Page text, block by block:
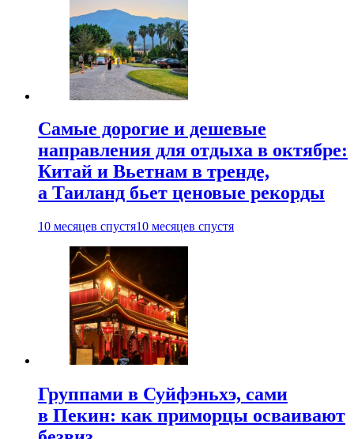
Самые дорогие и дешевые
направления для отдыха в октябре:
Китай и Вьетнам в тренде,
а Таиланд бьет ценовые рекорды
10 месяцев спустя10 месяцев спустя
Группами в Суйфэньхэ, сами
в Пекин: как приморцы осваивают